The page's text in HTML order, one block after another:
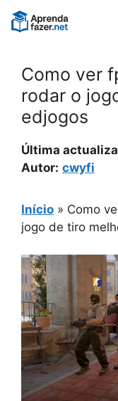
Pular
para
Como ver
rodar o
edjogos
Última
Autor: cwyfi
Início » Como
jogo de tiro